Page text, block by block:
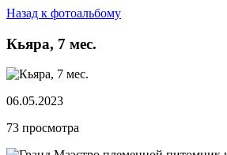
Назад к фотоальбому
Кьяра, 7 мес.
06.05.2023
73 просмотра